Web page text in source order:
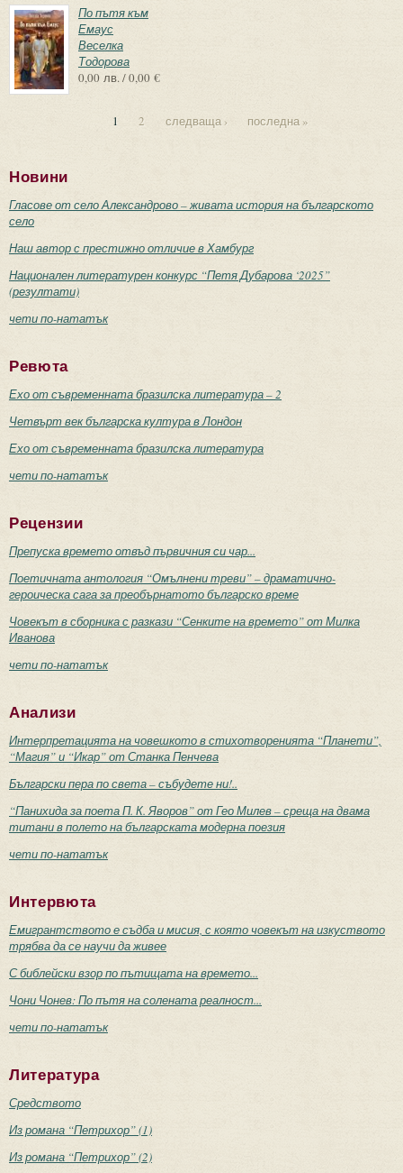
По пътя към
Емаус
Веселка
Тодорова
0,00 лв. / 0,00 €
1 2 следваща › последна »
Новини
Гласове от село Александрово – живата история на българското
село
Наш автор с престижно отличие в Хамбург
Национален литературен конкурс “Петя Дубарова ‘2025”
(резултати)
чети по-нататък
Ревюта
Ехо от съвременната бразилска литература – 2
Четвърт век българска култура в Лондон
Ехо от съвременната бразилска литература
чети по-нататък
Рецензии
Препуска времето отвъд първичния си чар...
Поетичната антология “Омълнени треви” – драматично-
героическа сага за преобърнатото българско време
Човекът в сборника с разкази “Сенките на времето” от Милка
Иванова
чети по-нататък
Анализи
Интерпретацията на човешкото в стихотворенията “Планети”,
“Магия” и “Икар” от Станка Пенчева
Български пера по света – събудете ни!..
“Панихида за поета П. К. Яворов” от Гео Милев – среща на двама
титани в полето на българската модерна поезия
чети по-нататък
Интервюта
Емигрантството е съдба и мисия, с която човекът на изкуството
трябва да се научи да живее
С библейски взор по пътищата на времето...
Чони Чонев: По пътя на солената реалност...
чети по-нататък
Литература
Средството
Из романа “Петрихор” (1)
Из романа “Петрихор” (2)